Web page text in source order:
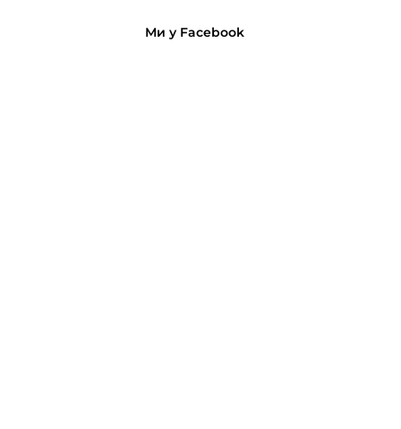
Ми у Facebook